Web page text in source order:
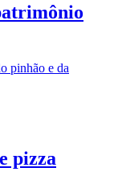
pinhão e da
pizza